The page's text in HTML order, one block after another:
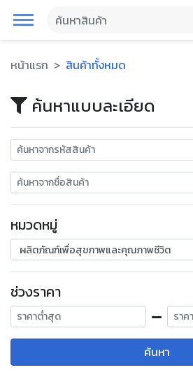
หน้าแรก สินค้าทั้งหมด
ค้นหาแบบละเอียด
หมวดหมู่
ช่วงราคา
ค้นหา